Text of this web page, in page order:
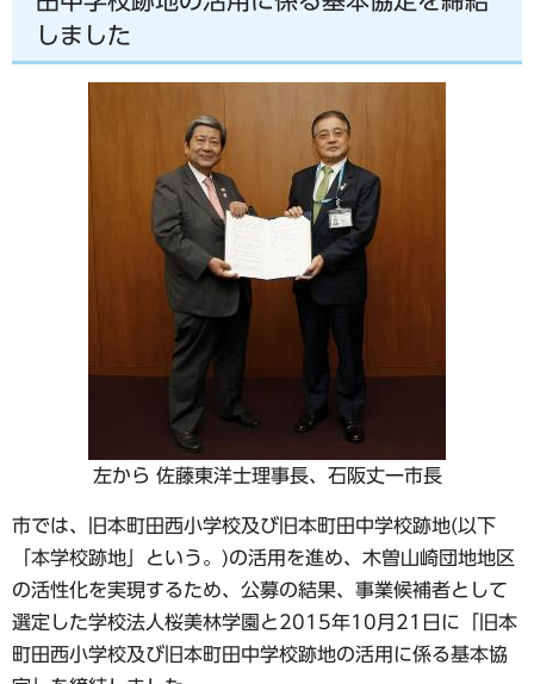
しました
左から 佐藤東洋士理事長、石阪丈一市長
市では、旧本町田西小学校及び旧本町田中学校跡地(以下
「本学校跡地」という。)の活用を進め、木曽山崎団地地区
の活性化を実現するため、公募の結果、事業候補者として
選定した学校法人桜美林学園と2015年10月21日に「旧本
町田西小学校及び旧本町田中学校跡地の活用に係る基本協